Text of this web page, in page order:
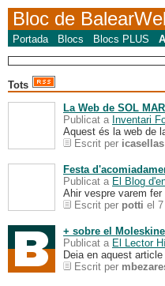
Bloc de
Portada Blocs Blocs PLUS
Tots
La Web de SOL
Publicat a Inventari
Aquest és la web de
Escrit per icasellas
Festa
Publicat a El Blog
Ahir vespre varem
Escrit per potti el 7
+ sobre el Moleskine
Publicat a El Lector
Deia en aquest
Escrit per